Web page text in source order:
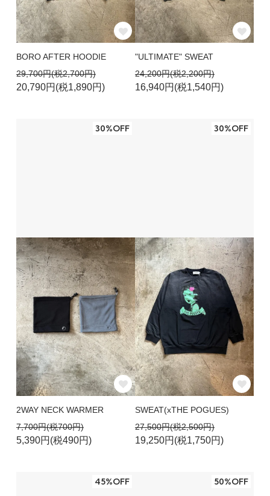
BORO AFTER HOODIE
29,700円(税2,700円)
20,790円(税1,890円)
"ULTIMATE" SWEAT
24,200円(税2,200円)
16,940円(税1,540円)
30%OFF
2WAY NECK WARMER
7,700円(税700円)
5,390円(税490円)
30%OFF
SWEAT(xTHE POGUES)
27,500円(税2,500円)
19,250円(税1,750円)
45%OFF 50%OFF